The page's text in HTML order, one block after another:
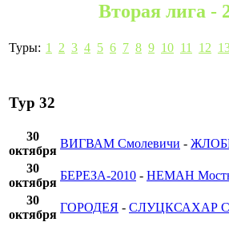
Вторая лига -
Туры: 1 2 3 4 5 6 7 8 9 10 11 12
Тур 32
30
октября
ВИГВАМ Смолевичи -
30
октября
БЕРЕЗА-2010 - НЕМАН
30
октября
ГОРОДЕЯ - СЛУЦКСАХАР